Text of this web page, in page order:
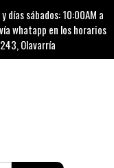
días sábados: 10:00AM a
whatapp en los horarios
Olavarría